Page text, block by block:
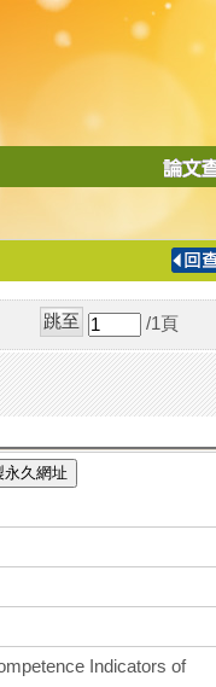
導
/1 頁
永久網址
Indicators of